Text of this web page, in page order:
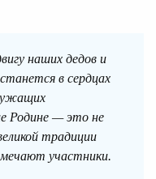
наших дедов и
в сердцах
Родине — это не
традиции
участники.